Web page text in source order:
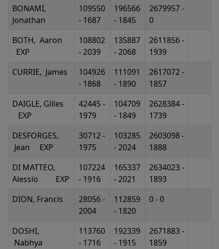
BONAMI,
Jonathan
109550
- 1687
196566
- 1845
2679957 -
0
BOTH, Aaron
EXP
108802
- 2039
135887
- 2068
2611856 -
1939
CURRIE, James
104926
- 1868
111091
- 1890
2617072 -
1857
DAIGLE, Gilles
EXP
42445 -
1979
104709
- 1849
2628384 -
1739
DESFORGES,
Jean EXP
30712 -
1975
103285
- 2024
2603098 -
1888
DI MATTEO,
Alessio EXP
107224
- 1916
165337
- 2021
2634023 -
1893
DION, Francis
28056 -
2004
112859
- 1820
0 - 0
DOSHI,
Nabhya
113760
- 1716
192339
- 1915
2671883 -
1859